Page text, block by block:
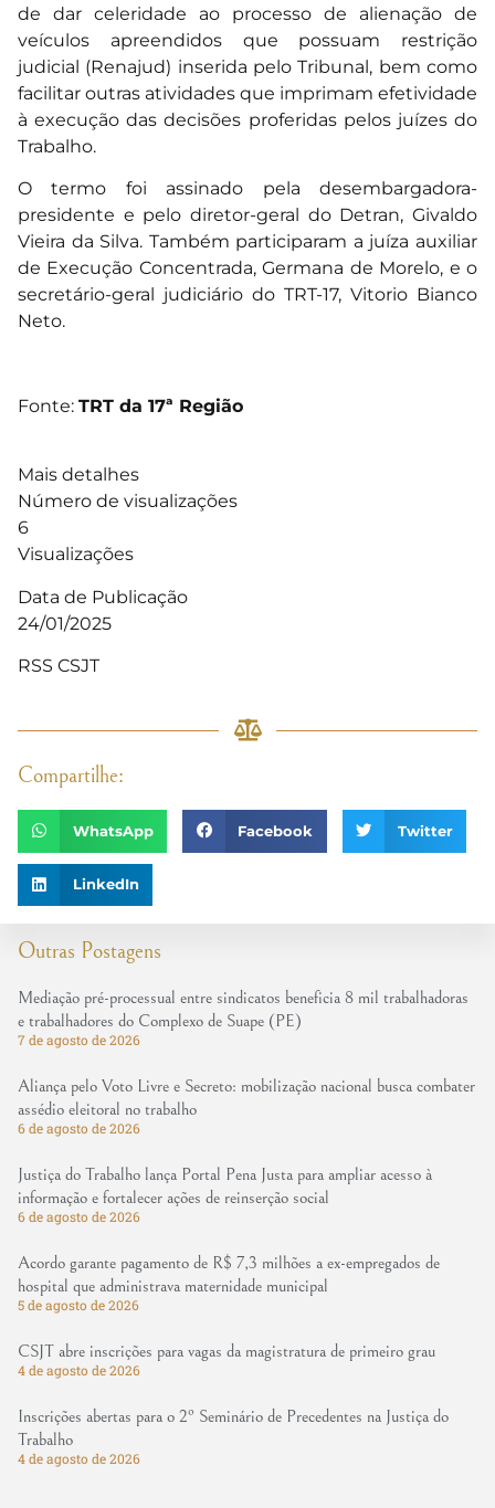
Outras Postagens
Mediação pré-processual entre sindicatos beneficia 8 mil trabalhadoras
e trabalhadores do Complexo de Suape (PE)
7 de agosto de 2026
Aliança pelo Voto Livre e Secreto: mobilização nacional busca combater
assédio eleitoral no trabalho
6 de agosto de 2026
Justiça do Trabalho lança Portal Pena Justa para ampliar acesso à
informação e fortalecer ações de reinserção social
6 de agosto de 2026
Acordo garante pagamento de R$ 7,3 milhões a ex-empregados de
hospital que administrava maternidade municipal
5 de agosto de 2026
CSJT abre inscrições para vagas da magistratura de primeiro grau
4 de agosto de 2026
Inscrições abertas para o 2º Seminário de Precedentes na Justiça do
Trabalho
4 de agosto de 2026
de dar celeridade ao processo de alienação de
veículos apreendidos que possuam restrição
judicial (Renajud) inserida pelo Tribunal, bem como
facilitar outras atividades que imprimam efetividade
à execução das decisões proferidas pelos juízes do
Trabalho.
O termo foi assinado pela desembargadora-
presidente e pelo diretor-geral do Detran, Givaldo
Vieira da Silva. Também participaram a juíza auxiliar
de Execução Concentrada, Germana de Morelo, e o
secretário-geral judiciário do TRT-17, Vitorio Bianco
Neto.
Fonte: TRT da 17ª Região
Mais detalhes
Número de visualizações
6
Visualizações
Data de Publicação
24/01/2025
RSS CSJT
Compartilhe:
WhatsApp Facebook Twitter
LinkedIn